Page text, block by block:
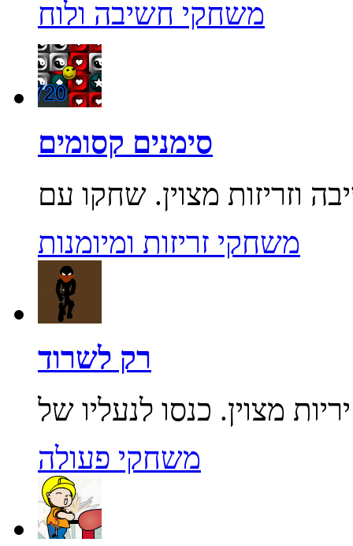
משחקי חשיבה ולוח
סימנים קסומים
משחקי זריזות ומיומנות
רק לשרוד
משחקי פעולה